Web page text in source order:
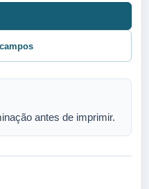
antes de imprimir.